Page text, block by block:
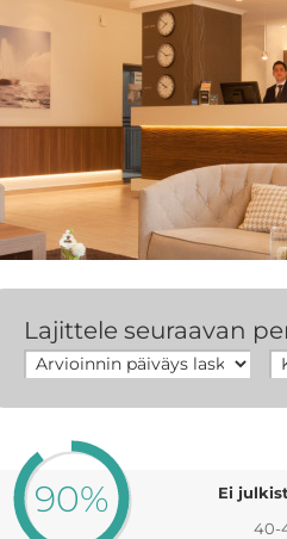
Lajittele seuraavan
90%
Ei
40-